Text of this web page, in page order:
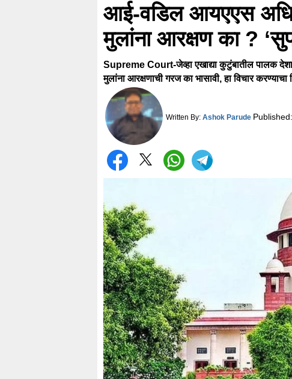
आई-वडिल आयएएस
मुलांना आरक्षण का ?
Supreme Court-जेव्हा एखाद्या कुटुंबातील पालक
मुलांना आरक्षणाची गरज का भासावी, हा विचार
Written By: Ashok Parude Published: